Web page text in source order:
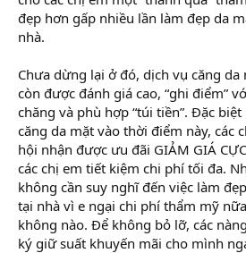
đẹp hơn gấp nhiều lần làm đẹp da
nhà.
Chưa dừng lại ở đó, dịch vụ căng da
còn được đánh giá cao, “ghi điểm”
chăng và phù hợp “túi tiền”. Đặc
căng da mặt vào thời điểm này, các
hội nhận được ưu đãi GIẢM GIÁ
các chị em tiết kiệm chi phí tối đa.
không cần suy nghĩ đến việc làm
tại nhà vì e ngại chi phí thẩm mỹ
không nào. Để không bỏ lỡ, các
ký giữ suất khuyến mãi cho mình